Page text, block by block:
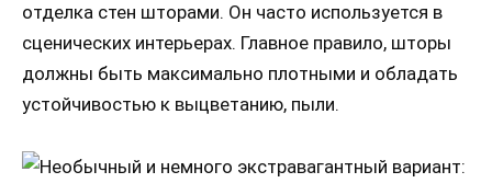
отделка стен шторами. Он часто используется в
сценических интерьерах. Главное правило, шторы
должны быть максимально плотными и обладать
устойчивостью к выцветанию, пыли.